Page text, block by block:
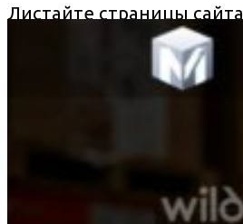
Листайте страницы сайта